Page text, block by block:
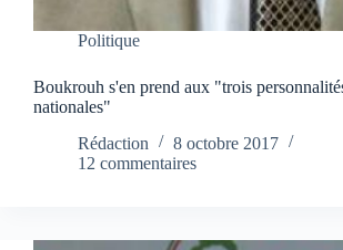
Politique
Boukrouh s'en prend aux "trois
nationales"
Rédaction
8 octobre 2017
12 commentaires